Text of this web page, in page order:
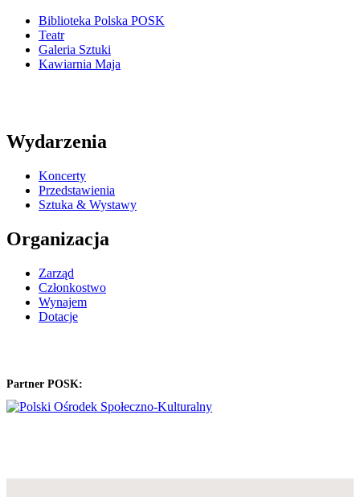
Biblioteka Polska POSK
Teatr
Galeria Sztuki
Kawiarnia Maja
Wydarzenia
Koncerty
Przedstawienia
Sztuka & Wystawy
Organizacja
Zarząd
Członkostwo
Wynajem
Dotacje
Partner POSK: